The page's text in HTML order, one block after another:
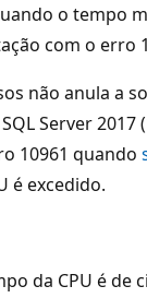
o tempo
com o erro
não anula a
Server
10961 quando
é excedido.
da CPU é de